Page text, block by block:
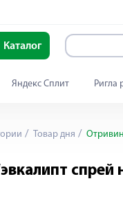
Каталог
Яндекс Сплит Ригла
Товар дня
спрей